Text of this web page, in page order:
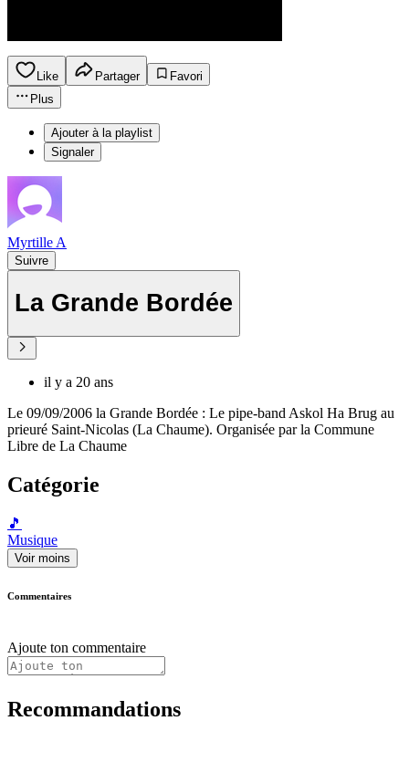
Like Partager
Favori
Plus
Ajouter à la playlist
Signaler
Myrtille A
Suivre
La Grande Bordée
il y a 20 ans
Le 09/09/2006 la Grande Bordée : Le pipe-band Askol Ha Brug au
prieuré Saint-Nicolas (La Chaume). Organisée par la Commune
Libre de La Chaume
Catégorie
🎵
Musique
Voir moins
Commentaires
Ajoute ton commentaire
Recommandations